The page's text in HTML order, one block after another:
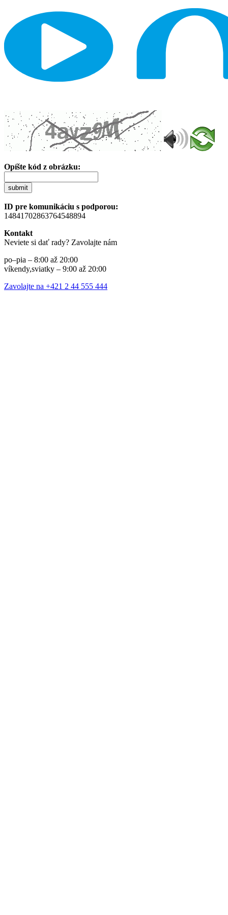
Opíšte kód z obrázku:
submit
ID pre komunikáciu s podporou:
14841702863764548894
Kontakt
Neviete si dať rady? Zavolajte nám
po–pia – 8:00 až 20:00
víkendy,sviatky – 9:00 až 20:00
Zavolajte na +421 2 44 555 444